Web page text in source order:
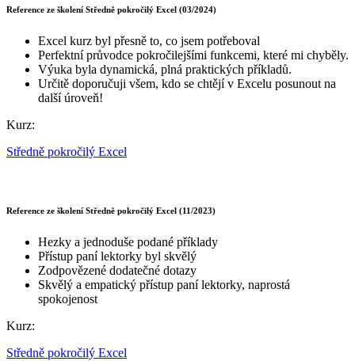
Reference ze školení Středně pokročilý Excel (03/2024)
Excel kurz byl přesně to, co jsem potřeboval
Perfektní průvodce pokročilejšími funkcemi, které mi chyběly.
Výuka byla dynamická, plná praktických příkladů.
Určitě doporučuji všem, kdo se chtějí v Excelu posunout na
další úroveň!
Kurz:
Středně pokročilý Excel
Reference ze školení Středně pokročilý Excel (11/2023)
Hezky a jednoduše podané příklady
Přístup paní lektorky byl skvělý
Zodpovězené dodatečné dotazy
Skvělý a empatický přístup paní lektorky, naprostá
spokojenost
Kurz:
Středně pokročilý Excel